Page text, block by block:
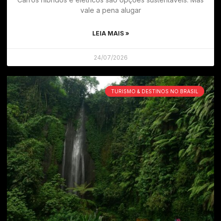
vale a pena alugar
LEIA MAIS »
24/07/2026
TURISMO & DESTINOS NO BRASIL